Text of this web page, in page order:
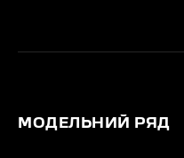
МОДЕЛЬНИЙ РЯД